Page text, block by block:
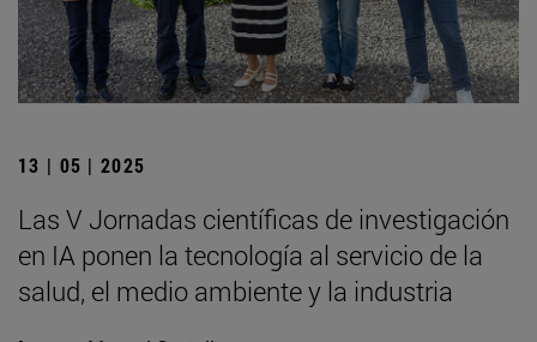
13 | 05 | 2025
Las V Jornadas científicas de investigación
en IA ponen la tecnología al servicio de la
salud, el medio ambiente y la industria